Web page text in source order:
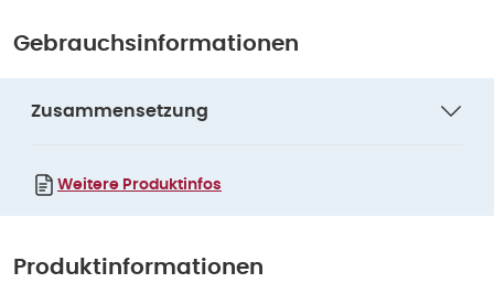
Gebrauchsinformationen
Zusammensetzung
Weitere Produktinfos
Produktinformationen